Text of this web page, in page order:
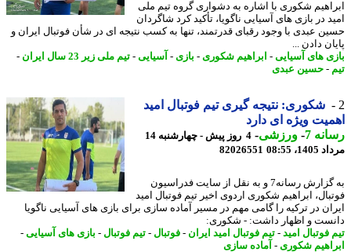
شکوری با اشاره به دشواری گروه تیم ملی
در بازی های آسیایی ناگویا، تأکید کرد شاگردان
عبدی با وجود رقبای قدرتمند، تنها به کسب نتیجه ای در شأن فوتبال ایران و
دادن ...
های آسیایی-ابراهیم شکوری- بازی - آسیایی-تیم ملی زیر 23 سال ایران
-
-حسین عبدی
شکوری: نتیجه گیری تیم فوتبال امید
ویژه ای دارد
7
-ورزشی-
4 روز پیش - چهارشنبه 14
08:55
82026551
به گزارش رسانه7 و به نقل از سایت فدراسیون
ابراهیم شکوری اردوی اخیر تیم فوتبال امید
در ترکیه را گامی مهم در مسیر آماده سازی برای بازی های آسیایی ناگویا
و اظهار داشت: - شکوری:
فوتبال امید -تیم فوتبال امید ایران - فوتبال-تیم فوتبال-بازی های آسیایی-
شکوری- آماده سازی